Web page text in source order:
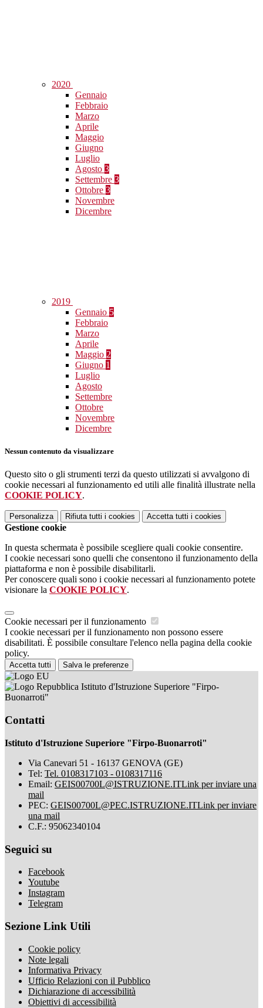
2020
Gennaio
Febbraio
Marzo
Aprile
Maggio
Giugno
Luglio
Agosto 3
Settembre 3
Ottobre 3
Novembre
Dicembre
2019
Gennaio 5
Febbraio
Marzo
Aprile
Maggio 2
Giugno 1
Luglio
Agosto
Settembre
Ottobre
Novembre
Dicembre
Nessun contenuto da visualizzare
Questo sito o gli strumenti terzi da questo utilizzati si avvalgono di
cookie necessari al funzionamento ed utili alle finalità illustrate nella
COOKIE POLICY.
Personalizza Rifiuta tutti i cookies Accetta tutti i cookies
Gestione cookie
In questa schermata è possibile scegliere quali cookie consentire.
I cookie necessari sono quelli che consentono il funzionamento della
piattaforma e non è possibile disabilitarli.
Per conoscere quali sono i cookie necessari al funzionamento potete
visionare la COOKIE POLICY.
Cookie necessari per il funzionamento
I cookie necessari per il funzionamento non possono essere
disabilitati. È possibile consultare l'elenco nella pagina della cookie
policy.
Accetta tutti Salva le preferenze
Istituto d'Istruzione Superiore "Firpo-
Buonarroti"
Contatti
Istituto d'Istruzione Superiore "Firpo-Buonarroti"
Via Canevari 51 - 16137 GENOVA (GE)
Tel: Tel. 0108317103 - 0108317116
Email: GEIS00700L@ISTRUZIONE.ITLink per inviare una
mail
PEC: GEIS00700L@PEC.ISTRUZIONE.ITLink per inviare
una mail
C.F.: 95062340104
Seguici su
Facebook
Youtube
Instagram
Telegram
Sezione Link Utili
Cookie policy
Note legali
Informativa Privacy
Ufficio Relazioni con il Pubblico
Dichiarazione di accessibilità
Obiettivi di accessibilità